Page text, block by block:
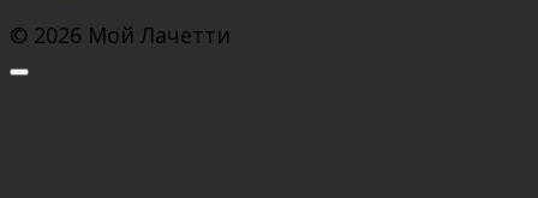
© 2026 Мой Лачетти